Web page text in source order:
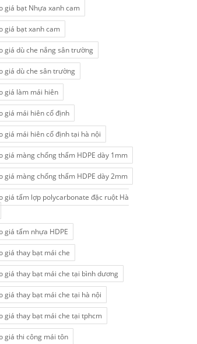
giá bạt Nhựa xanh cam
giá bạt xanh cam
giá dù che nắng sân trường
giá dù che sân trường
giá làm mái hiên
giá mái hiên cố định
giá mái hiên cố định tại hà nội
giá màng chống thấm HDPE dày 1mm
giá màng chống thấm HDPE dày 2mm
giá tấm lợp polycarbonate đặc ruột Hà
giá tấm nhựa HDPE
giá thay bạt mái che
giá thay bạt mái che tại bình dương
giá thay bạt mái che tại hà nội
giá thay bạt mái che tại tphcm
giá thi công mái tôn